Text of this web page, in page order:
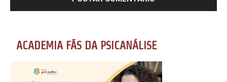
ACADEMIA FÃS DA PSICANÁLISE